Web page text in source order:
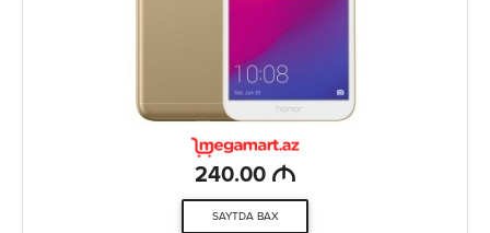
240.00 M
SAYTDA BAX